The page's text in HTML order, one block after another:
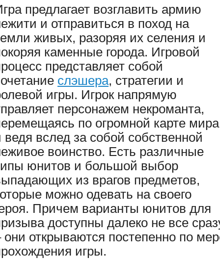
предлагает возглавить армию
и отправиться в поход на
живых, разоряя их селения и
каменные города. Игровой
представляет собой
слэшера, стратегии и
игры. Игрок напрямую
персонажем некроманта,
по огромной карте мира
ведя вслед за собой собственной
воинство. Есть различные
юнитов и большой выбор
из врагов предметов,
можно одевать на своего
Причем варианты юнитов для
доступны далеко не все
они открываются постепенно по
игры.